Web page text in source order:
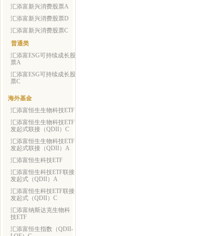
汇添富新兴消费股票A
汇添富新兴消费股票D
汇添富新兴消费股票C
普通类
汇添富ESG可持续成长股
票A
汇添富ESG可持续成长股
票C
海外基金
汇添富恒生生物科技ETF
汇添富恒生生物科技ETF
发起式联接（QDII）C
汇添富恒生生物科技ETF
发起式联接（QDII）A
汇添富恒生科技ETF
汇添富恒生科技ETF联接
发起式（QDII）A
汇添富恒生科技ETF联接
发起式（QDII）C
汇添富纳斯达克生物科
技ETF
汇添富恒生指数（QDII-